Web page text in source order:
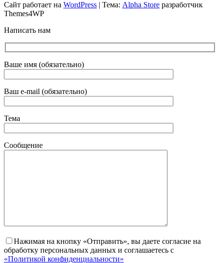
Сайт работает на WordPress | Тема: Alpha Store разработчик
Themes4WP
Написать нам
Ваше имя (обязательно)
Ваш e-mail (обязательно)
Тема
Сообщение
Нажимая на кнопку «Отправить», вы даете согласие на
обработку персональных данных и соглашаетесь с
«Политикой конфиденциальности»